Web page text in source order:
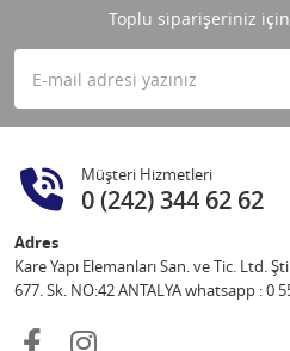
Toplu siparişeriniz
Müşteri Hizmetleri
0 (242) 344 62 62
Adres
Kare Yapı Elemanları San. ve Tic. Ltd.
677. Sk. NO:42 ANTALYA whatsapp : 0